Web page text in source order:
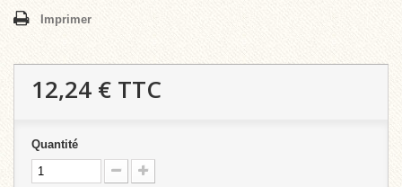
Imprimer
12,24 € TTC
Quantité